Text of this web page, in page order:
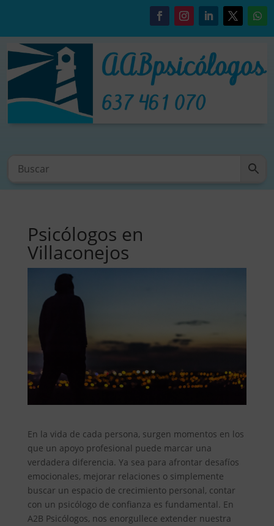
Psicólogos en
Villaconejos
En la vida de cada persona, surgen momentos en los
que un apoyo profesional puede marcar una
verdadera diferencia. Ya sea para afrontar desafíos
emocionales, mejorar relaciones o simplemente
buscar un espacio de crecimiento personal, contar
con un psicólogo de confianza es fundamental. En
A2B Psicólogos, nos enorgullece extender nuestra